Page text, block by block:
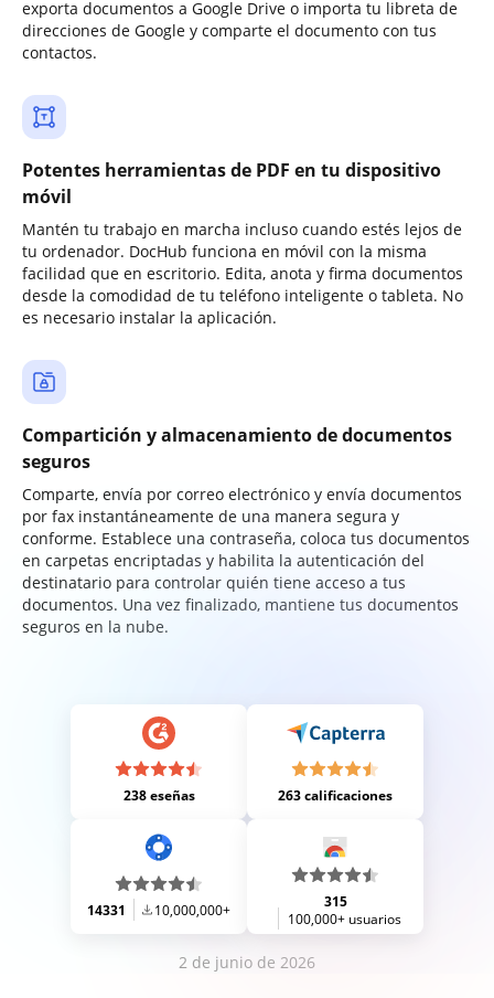
exporta documentos a Google Drive o importa tu libreta de
direcciones de Google y comparte el documento con tus
contactos.
Potentes herramientas de PDF en tu dispositivo
móvil
Mantén tu trabajo en marcha incluso cuando estés lejos de
tu ordenador. DocHub funciona en móvil con la misma
facilidad que en escritorio. Edita, anota y firma documentos
desde la comodidad de tu teléfono inteligente o tableta. No
es necesario instalar la aplicación.
Compartición y almacenamiento de documentos
seguros
Comparte, envía por correo electrónico y envía documentos
por fax instantáneamente de una manera segura y
conforme. Establece una contraseña, coloca tus documentos
en carpetas encriptadas y habilita la autenticación del
destinatario para controlar quién tiene acceso a tus
documentos. Una vez finalizado, mantiene tus documentos
seguros en la nube.
238 eseñas 263 calificaciones
14331 10,000,000+
315
100,000+ usuarios
2 de junio de 2026